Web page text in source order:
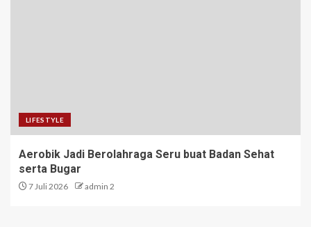
LIFESTYLE
Aerobik Jadi Berolahraga Seru buat Badan Sehat
serta Bugar
7 Juli 2026 admin 2